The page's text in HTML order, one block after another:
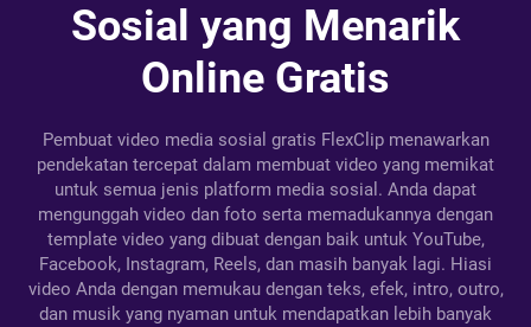
Sosial yang Menarik
Online Gratis
Pembuat video media sosial gratis FlexClip menawarkan
pendekatan tercepat dalam membuat video yang memikat
untuk semua jenis platform media sosial. Anda dapat
mengunggah video dan foto serta memadukannya dengan
template video yang dibuat dengan baik untuk YouTube,
Facebook, Instagram, Reels, dan masih banyak lagi. Hiasi
video Anda dengan memukau dengan teks, efek, intro, outro,
dan musik yang nyaman untuk mendapatkan lebih banyak